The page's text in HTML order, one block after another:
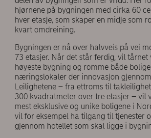
hjørnene på bygningen med cirka 60
hver etasje, som skaper en midje som
kvart omdreining.
Bygningen er nå over halvveis på vei
73 etasjer. Når det står ferdig, vil
høyeste bygning og romme både
næringslokaler der innovasjon
Leilighetene – fra ettroms til
300 kvadratmeter over tre etasjer – vil
mest eksklusive og unike boligene i
vil for eksempel ha tilgang til tjenester
gjennom hotellet som skal ligge i